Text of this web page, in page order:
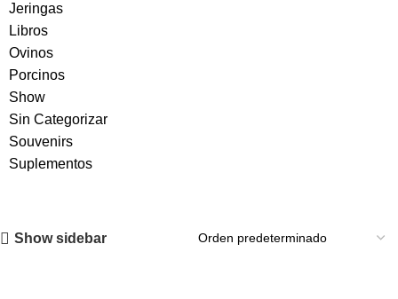
Jeringas
Libros
Ovinos
Porcinos
Show
Sin Categorizar
Souvenirs
Suplementos
Show sidebar